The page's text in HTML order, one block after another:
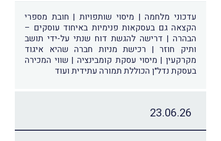
עדכוני מלחמה | מיסוי שותפויות | חובת מספרי
הקצאה גם בעסקאות פנימיות באיחוד עוסקים –
הבהרה | דרישה להגשת דוח שנתי על-ידי תושב
ותיק חוזר | רכישת מניות חברה שהיא איגוד
מקרקעין | מיסוי עסקת קומבינציה | שווי המכירה
בעסקת נדל"ן הכוללת תמורה עתידית ועוד
23.06.26